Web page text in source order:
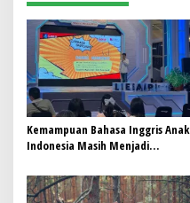
s
p
o
s
Kemampuan Bahasa Inggris Anak
Indonesia Masih Menjadi
Pembelajaran Dinilai Perlu
Berubah